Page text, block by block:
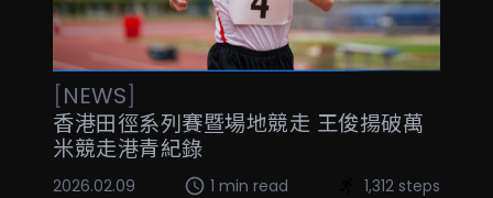
[NEWS]
香港田徑系列賽暨場地競走 王俊揚破萬
米競走港青紀錄
2026.02.09 1 min read 1,312 steps